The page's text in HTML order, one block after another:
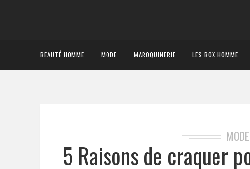
BEAUTÉ HOMME MODE MAROQUINERIE LES BOX HOMME
MODE
5 Raisons de craquer